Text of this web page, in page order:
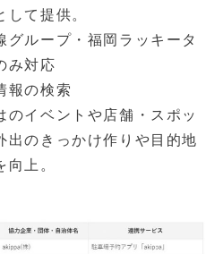
て提供。
ループ・福岡ラッキータ
み対応
報の検索
のイベントや店舗・スポッ
出のきっかけ作りや目的地
上。